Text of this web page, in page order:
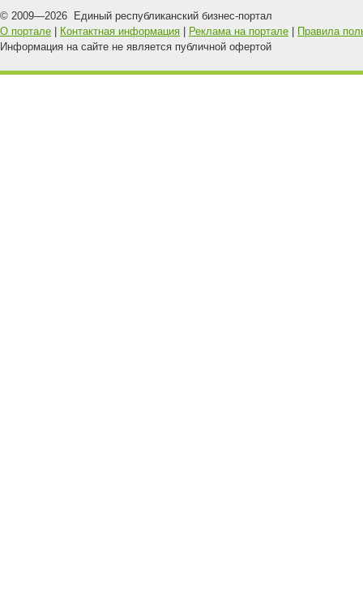
© 2009—2026 Единый республиканский бизнес-портал
О портале
Контактная информация Реклама на портале
Правила
Информация на сайте не является публичной офертой